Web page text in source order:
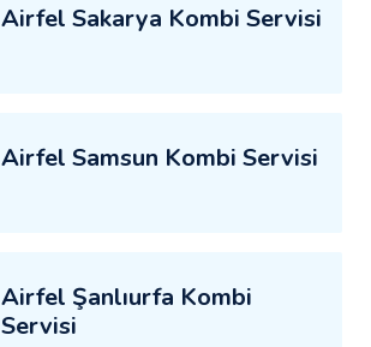
Airfel Sakarya Kombi Servisi
Airfel Samsun Kombi Servisi
Airfel Şanlıurfa Kombi
Servisi